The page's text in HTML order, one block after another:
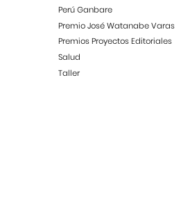
Perú Ganbare
Premio José Watanabe Varas
Premios Proyectos Editoriales
Salud
Taller